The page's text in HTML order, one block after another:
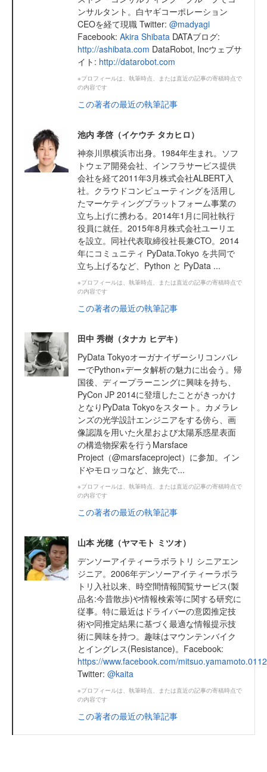
ンサルタント。白ヤギコーポレーション
CEOを経て現職 Twitter: @madyagi
Facebook: Akira Shibata DATAブログ:
http://ashibata.com DataRobot, Incウェブサ
イト: http://datarobot.com
※プロフィールは、執筆時点、または直近の記事の寄稿時点で
の内容です
この著者の最近の執筆記事
池内 孝啓（イケウチ タカヒロ）
神奈川県横浜市出身。1984年生まれ。ソフ
トウェア開発会社、インフラサービス提供
会社を経て2011年3月株式会社ALBERT入
社。クラウドコンピューティングを活用し
たマーケティングプラットフォーム事業の
立ち上げに携わる。2014年1月に同社執行
役員に就任。2015年8月株式会社ユーリエ
を設立。同社代表取締役社長兼CTO。2014
年にコミュニティ PyData.Tokyo を共同で
立ち上げるなど、Python と PyData ...
※プロフィールは、執筆時点、または直近の記事の寄稿時点で
の内容です
この著者の最近の執筆記事
田中 秀樹（タナカ ヒデキ）
PyData Tokyoオーガナイザーシリコンバレ
ーでPython×データ解析の魅力に出会う。帰
国後、ディープラーニングに興味を持ち、
PyCon JP 2014に登壇したことがきっかけ
となりPyData Tokyoをスタート。カメラレ
ンズの光学設計エンジニアをする傍ら、画
像認識を用いた火星および太陽系惑星表面
の構造物探索を行うMarsface
Project（@marsfaceproject）に参加。イン
ドやモロッコなど、旅先で...
※プロフィールは、執筆時点、または直近の記事の寄稿時点で
の内容です
この著者の最近の執筆記事
山本 光穂（ヤマモト ミツオ）
デンソーアイティーラボラトリ シニアエン
ジニア。2006年デンソーアイティーラボラ
トリ入社以来、時空間情報閲覧サービス(製
品名:今昔散歩)や情報検索等に関する研究に
従事。特に最近はドライバーの意図推定技
術や同推定結果に基づく最適な情報提示技
術に興味を持つ。趣味はマウンテンバイク
とイングレス(Resistance)。Facebook:
https://www.facebook.com/mitsuo.yamamoto.0112
Twitter: @kaita
※プロフィールは、執筆時点、または直近の記事の寄稿時点で
の内容です
この著者の最近の執筆記事